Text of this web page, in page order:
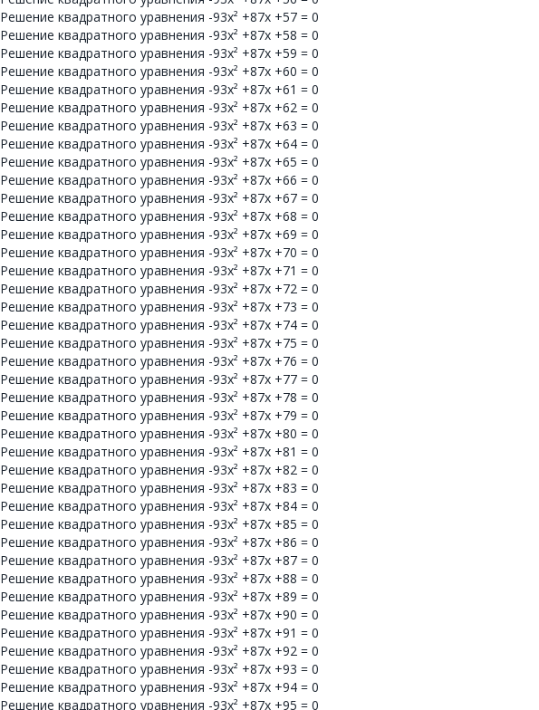
Решение квадратного уравнения -93x² +87x +57 = 0
Решение квадратного уравнения -93x² +87x +58 = 0
Решение квадратного уравнения -93x² +87x +59 = 0
Решение квадратного уравнения -93x² +87x +60 = 0
Решение квадратного уравнения -93x² +87x +61 = 0
Решение квадратного уравнения -93x² +87x +62 = 0
Решение квадратного уравнения -93x² +87x +63 = 0
Решение квадратного уравнения -93x² +87x +64 = 0
Решение квадратного уравнения -93x² +87x +65 = 0
Решение квадратного уравнения -93x² +87x +66 = 0
Решение квадратного уравнения -93x² +87x +67 = 0
Решение квадратного уравнения -93x² +87x +68 = 0
Решение квадратного уравнения -93x² +87x +69 = 0
Решение квадратного уравнения -93x² +87x +70 = 0
Решение квадратного уравнения -93x² +87x +71 = 0
Решение квадратного уравнения -93x² +87x +72 = 0
Решение квадратного уравнения -93x² +87x +73 = 0
Решение квадратного уравнения -93x² +87x +74 = 0
Решение квадратного уравнения -93x² +87x +75 = 0
Решение квадратного уравнения -93x² +87x +76 = 0
Решение квадратного уравнения -93x² +87x +77 = 0
Решение квадратного уравнения -93x² +87x +78 = 0
Решение квадратного уравнения -93x² +87x +79 = 0
Решение квадратного уравнения -93x² +87x +80 = 0
Решение квадратного уравнения -93x² +87x +81 = 0
Решение квадратного уравнения -93x² +87x +82 = 0
Решение квадратного уравнения -93x² +87x +83 = 0
Решение квадратного уравнения -93x² +87x +84 = 0
Решение квадратного уравнения -93x² +87x +85 = 0
Решение квадратного уравнения -93x² +87x +86 = 0
Решение квадратного уравнения -93x² +87x +87 = 0
Решение квадратного уравнения -93x² +87x +88 = 0
Решение квадратного уравнения -93x² +87x +89 = 0
Решение квадратного уравнения -93x² +87x +90 = 0
Решение квадратного уравнения -93x² +87x +91 = 0
Решение квадратного уравнения -93x² +87x +92 = 0
Решение квадратного уравнения -93x² +87x +93 = 0
Решение квадратного уравнения -93x² +87x +94 = 0
Решение квадратного уравнения -93x² +87x +95 = 0